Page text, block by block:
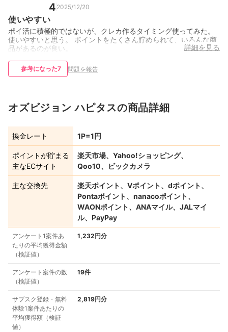
4 2025/12/20
使いやすい
ポイ活に積極的ではないが、クレカ作るタイミング使ってみた。
使いやすいと思う。 ポイントをたくさん貯められて、いろんな商
品があるのが良い。
詳細を見る
参考になった7 問題を報告
オズビジョン ハピタスの商品詳細
換金レート 1P=1円
ポイントが貯まる
主なECサイト
楽天市場、Yahoo!ショッピング、
Qoo10、ビックカメラ
主な交換先
楽天ポイント、Vポイント、dポイント、
Pontaポイント、nanacoポイント、
WAONポイント、ANAマイル、JALマイ
ル、PayPay
アンケート1案件あ
たりの平均獲得金額
（検証値）
1,232円分
アンケート案件の数
（検証値）
19件
サブスク登録・無料
体験1案件あたりの
平均獲得額（検証
値）
2,819円分